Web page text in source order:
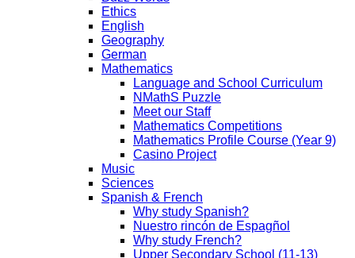
Ethics
English
Geography
German
Mathematics
Language and School Curriculum
NMathS Puzzle
Meet our Staff
Mathematics Competitions
Mathematics Profile Course (Year 9)
Casino Project
Music
Sciences
Spanish & French
Why study Spanish?
Nuestro rincón de Espagñol
Why study French?
Upper Secondary School (11-13)